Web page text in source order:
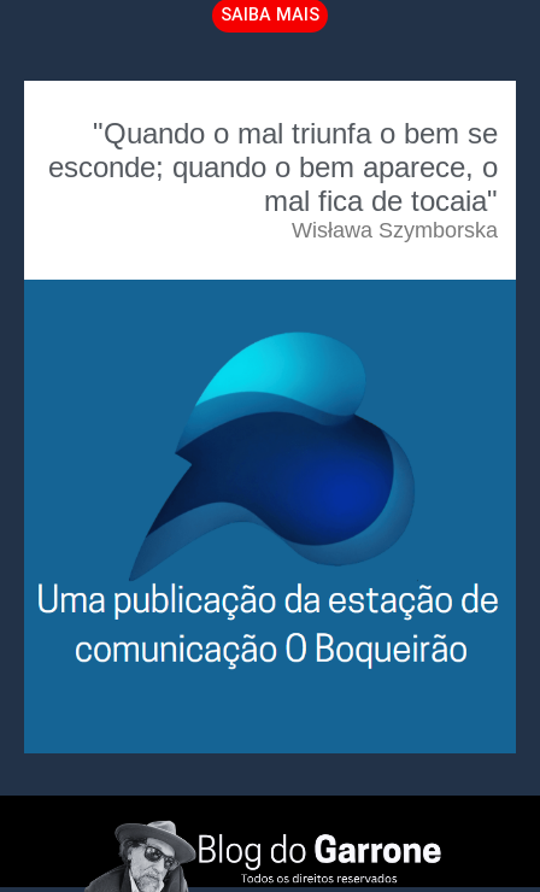
SAIBA MAIS
"Quando o mal triunfa o bem se
esconde; quando o bem aparece, o
mal fica de tocaia"
Wisława Szymborska